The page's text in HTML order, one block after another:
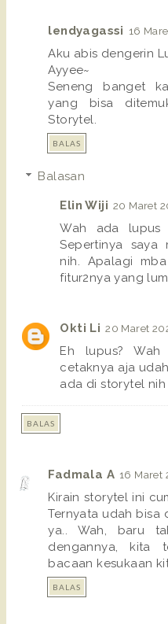
lendyagassi 16
Aku abis dengerin
Ayyee~
Seneng banget
yang bisa
Storytel.
BALAS
Balasan
Elin Wiji 20 Maret
Wah ada lupus
Sepertinya saya
nih. Apalagi
fitur2nya yang
Okti Li 20 Maret
Eh lupus?
cetaknya aja
ada di storytel nih
BALAS
Fadmala A 16 Maret
Kirain storytel ini
Ternyata udah bisa
ya.. Wah, baru
dengannya, kita
bacaan kesukaan
BALAS